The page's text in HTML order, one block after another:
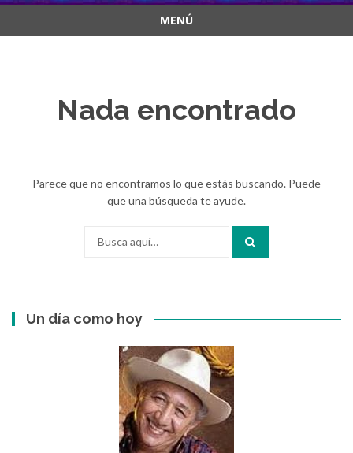
MENÚ
Nada encontrado
Parece que no encontramos lo que estás buscando. Puede
que una búsqueda te ayude.
Un día como hoy